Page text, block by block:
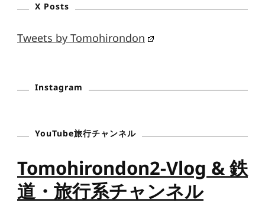
X Posts
Tweets by Tomohirondon
Instagram
YouTube旅行チャンネル
Tomohirondon2-Vlog & 鉄
道・旅行系チャンネル